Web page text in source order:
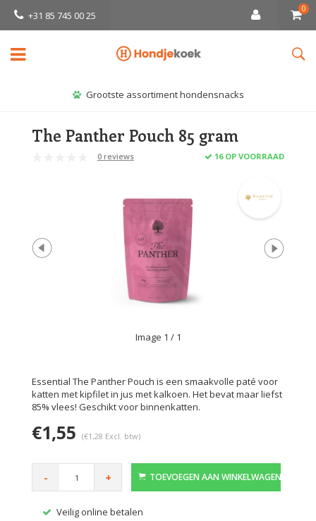
+31 85 745 00 25
0
Grootste assortiment hondensnacks
The Panther Pouch 85 gram
0 reviews 16 OP VOORRAAD
Image 1 / 1
Essential The Panther Pouch is een smaakvolle paté voor
katten met kipfilet in jus met kalkoen. Het bevat maar liefst
85% vlees! Geschikt voor binnenkatten.
€1,55 (€1,28 Excl. btw)
- + TOEVOEGEN AAN WINKELWAGEN
Veilig online betalen